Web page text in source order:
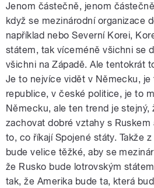
Jenom částečně, jenom
když se mezinárodní organizace
například nebo Severní Korei,
státem, tak víceméně všichni se
všichni na Západě. Ale tentokrát
Je to nejvíce vidět v Německu,
republice, v české politice, je to
Německu, ale ten trend je
zachovat dobré vztahy s
to, co říkají Spojené státy. Takže
bude velice těžké, aby se
že Rusko bude lotrovským
tak, že Amerika bude ta, která